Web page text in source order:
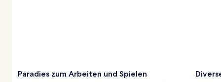
Paradies zum Arbeiten und Spielen